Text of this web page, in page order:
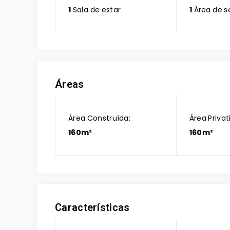
1 Sala de estar 1Área de
Áreas
Área Construída:
160m²
Área
160m²
Características